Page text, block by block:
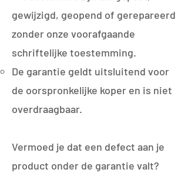
gewijzigd, geopend of gerepareerd
zonder onze voorafgaande
schriftelijke toestemming.​
De garantie geldt uitsluitend voor
de oorspronkelijke koper en is niet
overdraagbaar.
Vermoed je dat een defect aan je
product onder de garantie valt?